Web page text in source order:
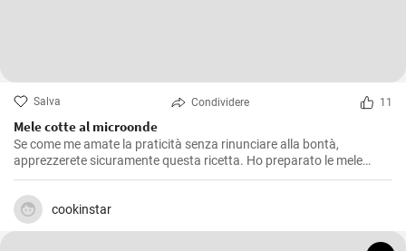
Salva Condividere 11
Mele cotte al microonde
Se come me amate la praticità senza rinunciare alla bontà,
apprezzerete sicuramente questa ricetta. Ho preparato le mele
cotte al microonde più volte, soprattutto nelle mattine d'inverno
quando il freddo si fa sentire e ho bisogno di una colazione calda e
nutriente. Questa ricetta risulta anche un'ottima soluzione per chi
vuole concedersi un dessert dolce ed equilibrato senza appesantirsi.
E' una ricetta semplice e veloce, perfetta quando si ha poco tempo
cookinstar